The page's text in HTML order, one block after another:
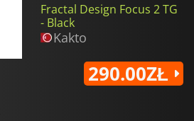
Fractal Design Focus 2 TG
- Black
Kakto
290.00ZŁ